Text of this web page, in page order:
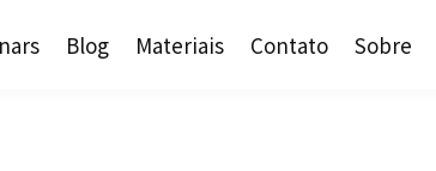
Blog Materiais Contato Sobre